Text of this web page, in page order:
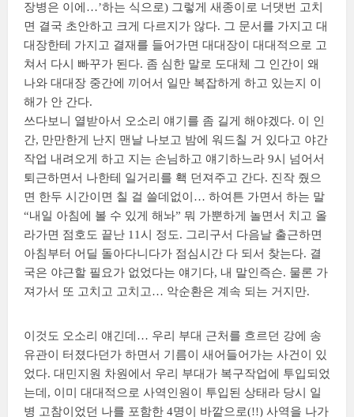
장병은 이에…’하는 식으로) 그렇게 새종이로 너댓번 고치
면 결국 초안하고 크게 다르지가 않다. 그 문서를 가지고 대
대장한테 가지고 결재를 들어가면 대대장이 대대적으로 고
쳐서 다시 빠꾸가 된다. 좀 심한 말로 도대체 그 인간이 왜
나와 대대장 중간에 끼어서 일만 복잡하게 하고 있는지 이
해가 안 간다.
쓰다보니 열받아서 오소리 얘기를 좀 길게 해야겠다. 이 인
간, 만만한게 난지 맨날 나보고 밤에 워드칠 거 있다고 야간
작업 내려오게 하고 지는 손님하고 얘기하느라 9시 넘어서
퇴근하면서 나한테 일거리를 홱 던져주고 간다. 진작 줬으
면 한두 시간이면 칠 걸 쓸데없이… 하여튼 가면서 하는 말
“내일 아침에 볼 수 있게 해놔” 뭐 가뿐하게 놀면서 치고 올
라가면 점호도 끝난 11시 정도. 그리구서 다음날 출근하면
아침부터 어딜 돌아다니다가 점심시간 다 되서 찾는다. 결
국은 야근할 필요가 없었다는 얘기다, 내 말인즉슨. 물론 가
져가서 또 고치고 고치고… 악순환은 계속 되는 거지만.
이것도 오소리 얘긴데… 우리 부대 근처를 흐르던 강에 송
유관이 터졌다던가 하면서 기름이 새어들어가는 사건이 있
었다. 대민지원 차원에서 우리 부대가 복구작업에 투입되었
는데, 이미 대대적으로 사역인원이 투입된 상태라 당시 일
병 고참이었던 나를 포함한 4명이 바깥으로(!!) 사역을 나가